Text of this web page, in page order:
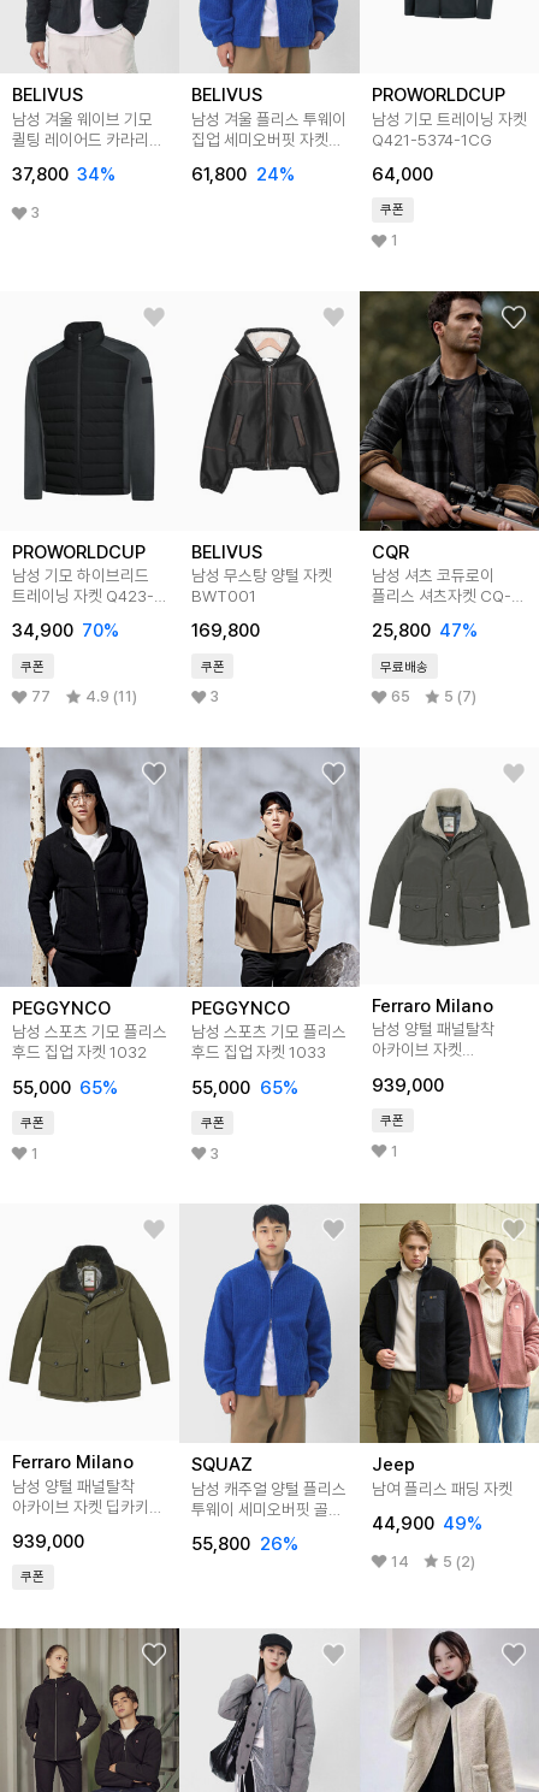
BELIVUS
남성 겨울 웨이브 기모
퀼팅 레이어드 카라리스
37,800 34%
3
BELIVUS
남성 겨울 플리스 투웨이
집업 세미오버핏 자켓
61,800 24%
PROWORLDCUP
남성 기모 트레이닝 자켓
Q421-5374-1CG
64,000
쿠폰
1
PROWORLDCUP
남성 기모 하이브리드
트레이닝 자켓 Q423-
34,900 70%
쿠폰
77 4.9 (11)
BELIVUS
남성 무스탕 양털 자켓
BWT001
169,800
쿠폰
3
CQR
남성 셔츠 코듀로이
플리스 셔츠자켓 CQ-
25,800 47%
무료배송
65 5 (7)
PEGGYNCO
남성 스포츠 기모 플리스
후드 집업 자켓 1032
55,000 65%
쿠폰
1
PEGGYNCO
남성 스포츠 기모 플리스
후드 집업 자켓 1033
55,000 65%
쿠폰
3
Ferraro Milano
남성 양털 패널탈착
아카이브 자켓
(A0CJ45237)
939,000
쿠폰
1
Ferraro Milano
남성 양털 패널탈착
아카이브 자켓 딥카키
939,000
쿠폰
SQUAZ
남성 캐주얼 양털 플리스
투웨이 세미오버핏 골지
55,800 26%
Jeep
남여 플리스 패딩 자켓
44,900 49%
14 5 (2)